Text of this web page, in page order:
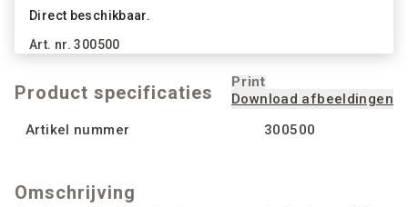
Direct beschikbaar.
Art. nr. 300500
Product specificaties
Print
Download afbeeldingen
Artikel nummer
300500
Omschrijving